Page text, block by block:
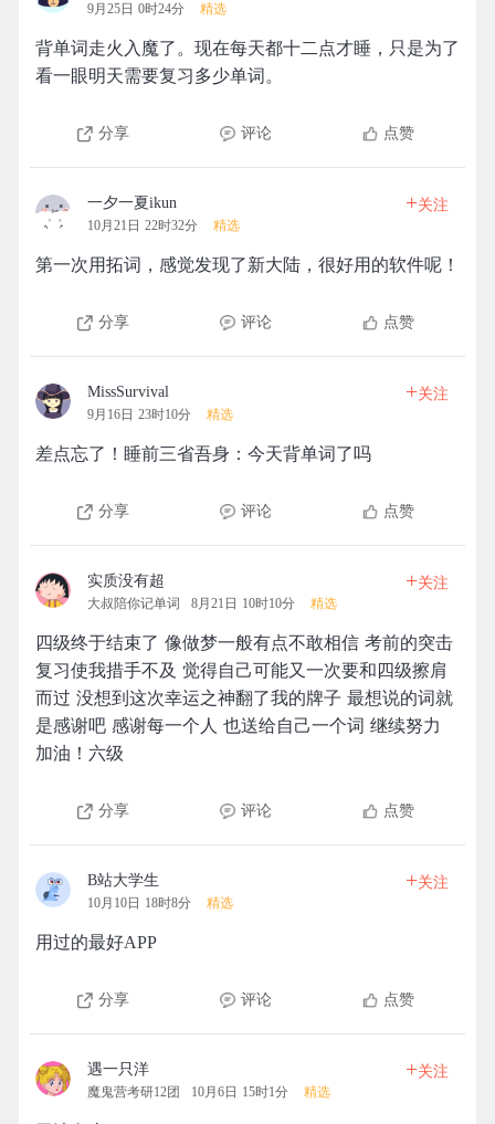
9月25日 0时24分 精选
背单词走火入魔了。现在每天都十二点才睡，只是为了
看一眼明天需要复习多少单词。
分享 评论 点赞
一夕一夏ikun
10月21日 22时32分 精选
+关注
第一次用拓词，感觉发现了新大陆，很好用的软件呢！
分享 评论 点赞
MissSurvival
9月16日 23时10分 精选
+关注
差点忘了！睡前三省吾身：今天背单词了吗
分享 评论 点赞
实质没有超
大叔陪你记单词 8月21日 10时10分 精选
+关注
四级终于结束了 像做梦一般有点不敢相信 考前的突击
复习使我措手不及 觉得自己可能又一次要和四级擦肩
而过 没想到这次幸运之神翻了我的牌子 最想说的词就
是感谢吧 感谢每一个人 也送给自己一个词 继续努力
加油！六级
分享 评论 点赞
B站大学生
10月10日 18时8分 精选
+关注
用过的最好APP
分享 评论 点赞
遇一只洋
魔鬼营考研12团 10月6日 15时1分 精选
+关注